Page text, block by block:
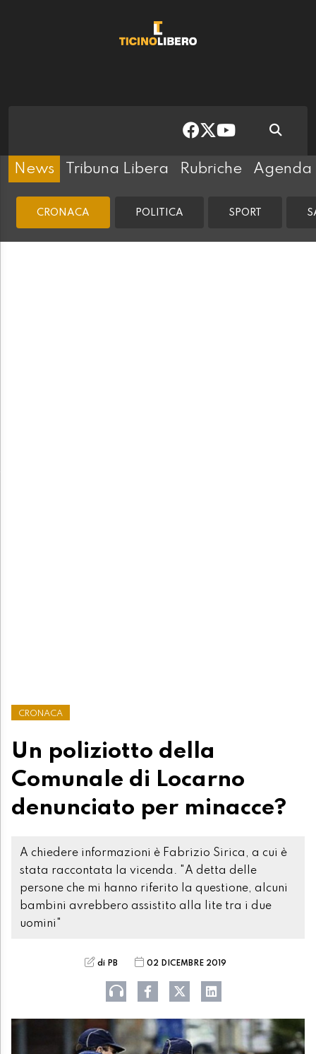
News Tribuna Libera Rubriche Agenda
CRONACA POLITICA SPORT
CRONACA
Un poliziotto della
Comunale di Locarno
denunciato per minacce?
A chiedere informazioni è Fabrizio Sirica, a cui è
stata raccontata la vicenda. "A detta delle
persone che mi hanno riferito la questione, alcuni
bambini avrebbero assistito alla lite tra i due
uomini"
di PB 02 DICEMBRE 2019